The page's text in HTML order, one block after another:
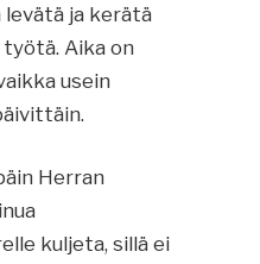
levätä ja kerätä
työtä. Aika on
usein
Herran
kuljeta, sillä ei